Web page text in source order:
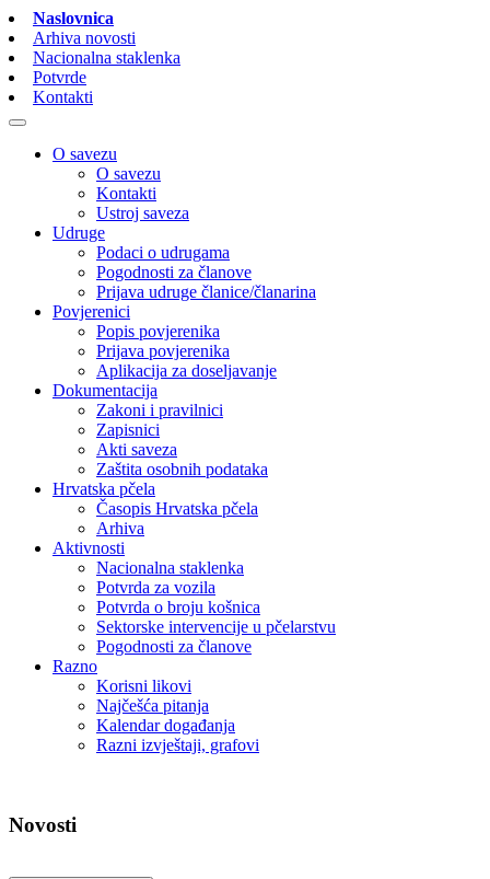
Naslovnica
Arhiva novosti
Nacionalna staklenka
Potvrde
Kontakti
O savezu
O savezu
Kontakti
Ustroj saveza
Udruge
Podaci o udrugama
Pogodnosti za članove
Prijava udruge članice/članarina
Povjerenici
Popis povjerenika
Prijava povjerenika
Aplikacija za doseljavanje
Dokumentacija
Zakoni i pravilnici
Zapisnici
Akti saveza
Zaštita osobnih podataka
Hrvatska pčela
Časopis Hrvatska pčela
Arhiva
Aktivnosti
Nacionalna staklenka
Potvrda za vozila
Potvrda o broju košnica
Sektorske intervencije u pčelarstvu
Pogodnosti za članove
Razno
Korisni likovi
Najčešća pitanja
Kalendar događanja
Razni izvještaji, grafovi
Novosti